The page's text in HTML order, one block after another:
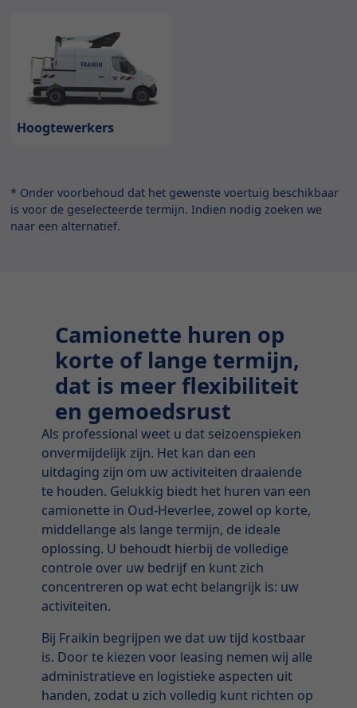
Hoogtewerkers
* Onder voorbehoud dat het gewenste voertuig beschikbaar
is voor de geselecteerde termijn. Indien nodig zoeken we
naar een alternatief.
Camionette huren op
korte of lange termijn,
dat is meer flexibiliteit
en gemoedsrust
Als professional weet u dat seizoenspieken
onvermijdelijk zijn. Het kan dan een
uitdaging zijn om uw activiteiten draaiende
te houden. Gelukkig biedt het huren van een
camionette in Oud-Heverlee, zowel op korte,
middellange als lange termijn, de ideale
oplossing. U behoudt hierbij de volledige
controle over uw bedrijf en kunt zich
concentreren op wat echt belangrijk is: uw
activiteiten.
Bij Fraikin begrijpen we dat uw tijd kostbaar
is. Door te kiezen voor leasing nemen wij alle
administratieve en logistieke aspecten uit
handen, zodat u zich volledig kunt richten op